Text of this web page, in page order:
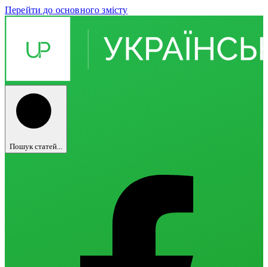
Перейти до основного змісту
Пошук статей...